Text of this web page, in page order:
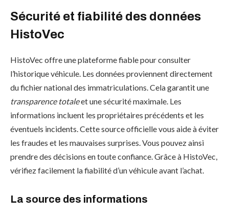
Sécurité et fiabilité des données
HistoVec
HistoVec offre une plateforme fiable pour consulter
l’historique véhicule. Les données proviennent directement
du fichier national des immatriculations. Cela garantit une
transparence totaleet une sécurité maximale. Les
informations incluent les propriétaires précédents et les
éventuels incidents. Cette source officielle vous aide à éviter
les fraudes et les mauvaises surprises. Vous pouvez ainsi
prendre des décisions en toute confiance. Grâce à HistoVec,
vérifiez facilement la fiabilité d’un véhicule avant l’achat.
La source des informations